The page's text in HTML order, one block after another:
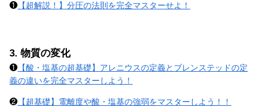
❶ 【超解説！】分圧の法則を完全マスターせよ！
3. 物質の変化
❶ 【酸・塩基の超基礎】アレニウスの定義とブレンステッドの定
義の違いを完全マスターしよう！
❷ 【超基礎】電離度や酸・塩基の強弱をマスターしよう！！